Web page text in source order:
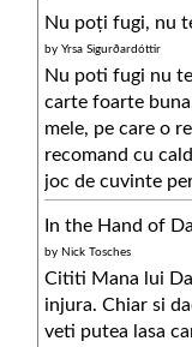
Nu poți fugi, nu
byYrsa Sigurðardóttir
Nu poti fugi nu
carte foarte
mele, pe care o
recomand cu
joc de cuvinte
In the Hand of
by Nick Tosches
Cititi Mana lui
injura. Chiar si
veti putea lasa